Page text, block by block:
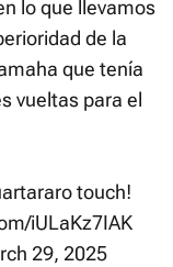
lo que llevamos
de la
que tenía
vueltas para el
touch!
iULaKz7IAK
29, 2025